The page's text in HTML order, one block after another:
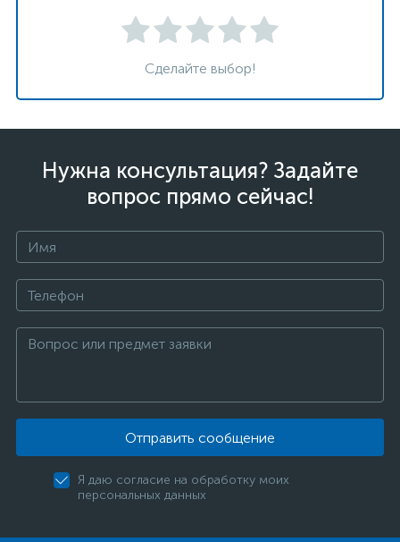
Сделайте выбор!
Нужна консультация? Задайте
вопрос прямо сейчас!
Отправить сообщение
Я даю согласие на обработку моих
персональных данных